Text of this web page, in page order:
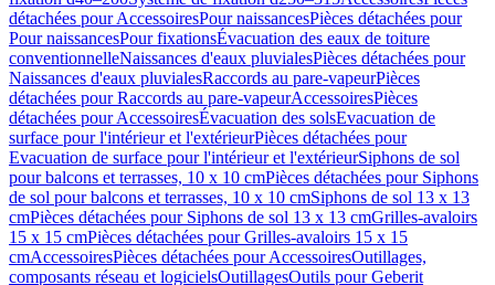
détachées pour AccessoiresPour naissancesPièces détachées pour
Pour naissancesPour fixationsÉvacuation des eaux de toiture
conventionnelleNaissances d'eaux pluvialesPièces détachées pour
Naissances d'eaux pluvialesRaccords au pare-vapeurPièces
détachées pour Raccords au pare-vapeurAccessoiresPièces
détachées pour AccessoiresÉvacuation des solsEvacuation de
surface pour l'intérieur et l'extérieurPièces détachées pour
Evacuation de surface pour l'intérieur et l'extérieurSiphons de sol
pour balcons et terrasses, 10 x 10 cmPièces détachées pour Siphons
de sol pour balcons et terrasses, 10 x 10 cmSiphons de sol 13 x 13
cmPièces détachées pour Siphons de sol 13 x 13 cmGrilles-avaloirs
15 x 15 cmPièces détachées pour Grilles-avaloirs 15 x 15
cmAccessoiresPièces détachées pour AccessoiresOutillages,
composants réseau et logicielsOutillagesOutils pour Geberit